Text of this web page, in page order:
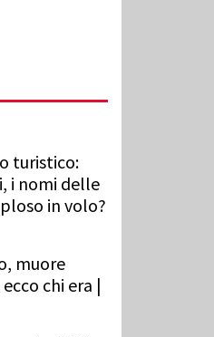
turistico:
i nomi delle
in volo?
muore
chi era |